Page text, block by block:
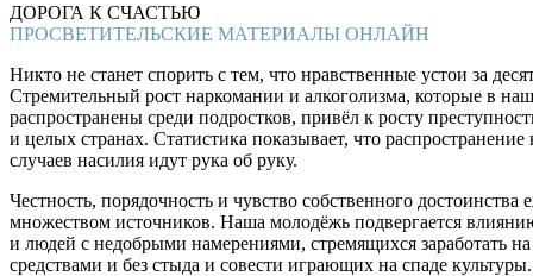
ДОРОГА К СЧАСТЬЮ
ПРОСВЕТИТЕЛЬСКИЕ МАТЕРИАЛЫ ОНЛАЙН
Никто не станет спорить с тем, что нравственные устои за
Стремительный рост наркомании и алкого­лизма, которые в
распространены среди подростков, привёл к росту
и целых странах. Статистика показывает, что распространение
случаев насилия идут рука об руку.
Честность, порядочность и чувство собственного
множеством источников. Наша молодёжь подвергается
и людей с недобрыми намерениями, стремящихся заработать
средствами и без стыда и совести играющих на спаде культуры.